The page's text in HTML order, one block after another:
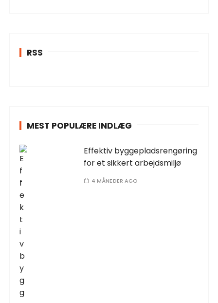
RSS
MEST POPULÆRE INDLÆG
Effektiv byggepladsrengøring
for et sikkert arbejdsmiljø
4 MÅNEDER AGO